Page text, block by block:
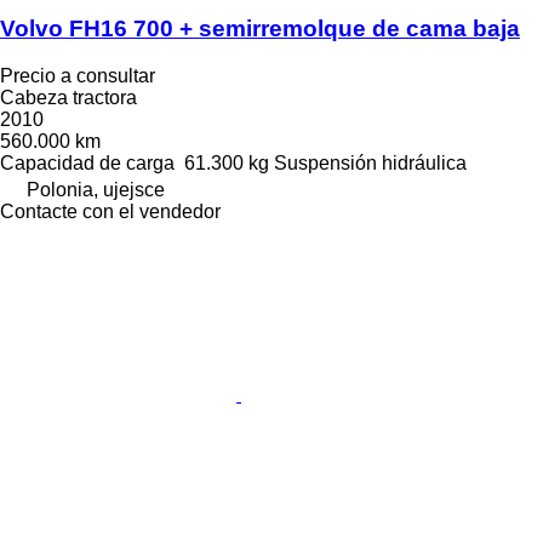
Volvo FH16 700 + semirremolque de cama baja
Precio a consultar
Cabeza tractora
2010
560.000 km
Capacidad de carga 61.300 kg Suspensión hidráulica
Polonia, ujejsce
Contacte con el vendedor